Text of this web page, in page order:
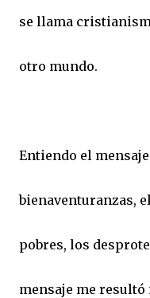
se llama
otro mundo.
Entiendo el
bienaventuranzas,
pobres, los
mensaje me